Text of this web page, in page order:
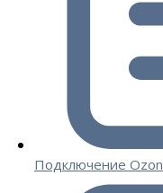
Подключение Ozon